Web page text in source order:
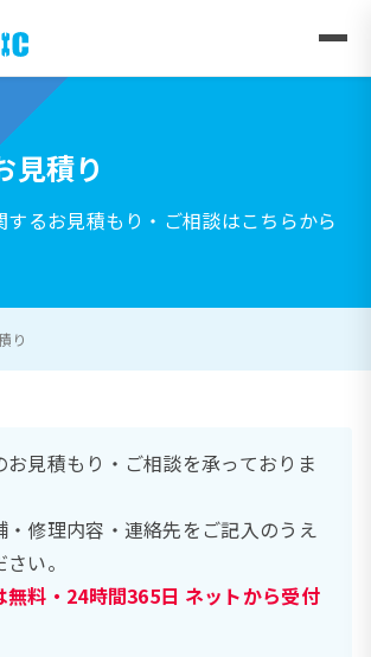
見積り
するお見積もり・ご相談はこちらから
り
お見積もり・ご相談を承っておりま
・修理内容・連絡先をご記入のうえ
い。
無料・24時間365日 ネットから受付